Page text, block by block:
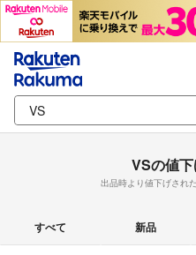
VSの値
出品時より値下げされ
すべて 新品